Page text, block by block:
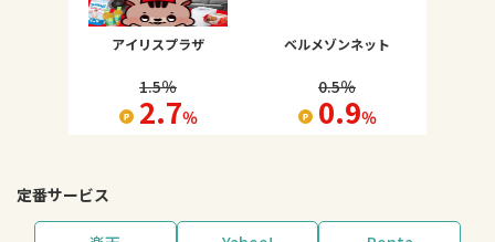
アイリスプラザ
1.5％
2.7％
ベルメゾンネット
0.5％
0.9％
定番サービス